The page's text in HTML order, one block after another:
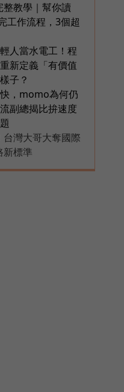
教學｜幫你讀
工作流程，3個超
人當水電工！程
新定義「有價值
子？
，momo為何仍
副總揭比拚速度
灣大哥大奪國際
新標準